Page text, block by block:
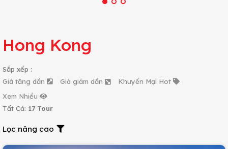
Hong Kong
Sắp xếp :
Giá tăng dần
Giá giảm dần
Khuyến Mại Hot
Xem Nhiều
Tất Cả: 17 Tour
Lọc nâng cao